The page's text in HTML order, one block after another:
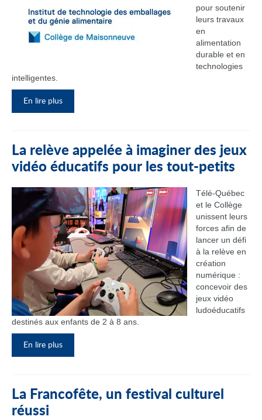
pour soutenir
leurs travaux
en
alimentation
durable et en
technologies
intelligentes.
En lire plus
La relève appelée à imaginer des jeux
vidéo éducatifs pour les tout-petits
Télé-Québec
et le Collège
unissent leurs
forces afin de
lancer un défi
à la relève en
création
numérique :
concevoir des
jeux vidéo
ludoéducatifs
destinés aux enfants de 2 à 8 ans.
En lire plus
La Francofête, un festival culturel
réussi